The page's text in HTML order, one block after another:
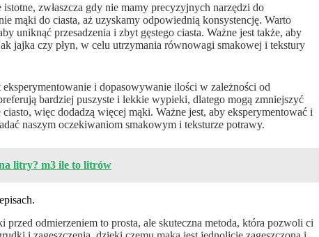
zwłaszcza gdy nie mamy precyzyjnych narzędzi do
mąki do ciasta, aż uzyskamy odpowiednią konsystencję. Warto
uniknąć przesadzenia i zbyt gęstego ciasta. Ważne jest także, aby
jajka czy płyn, w celu utrzymania równowagi smakowej i tekstury
i dopasowywanie ilości w zależności od
bardziej puszyste i lekkie wypieki, dlatego mogą zmniejszyć
więc dodadzą więcej mąki. Ważne jest, aby eksperymentować i
naszym oczekiwaniom smakowym i teksturze potrawy.
litry? m3 ile to litrów
przed odmierzeniem to prosta, ale skuteczna metoda, która pozwoli ci